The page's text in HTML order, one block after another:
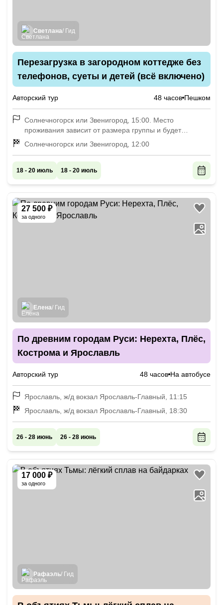
Светлана/ Гид
Перезагрузка в загородном коттедже без
телефонов, суеты и детей (всё включено)
Авторский тур 48 часов Пешком
Солнечногорск или Звенигород, 15:00. Место
проживания зависит от размера группы и будет
известно накануне старта
Солнечногорск или Звенигород, 12:00
18 - 20 июль 18 - 20 июль
27 500 ₽
за одного
Елена/ Гид
По древним городам Руси: Нерехта, Плёс,
Кострома и Ярославль
Авторский тур 48 часов На автобусе
Ярославль, ж/д вокзал Ярославль-Главный, 11:15
Ярославль, ж/д вокзал Ярославль-Главный, 18:30
26 - 28 июнь 26 - 28 июнь
17 000 ₽
за одного
Рафаэль/ Гид